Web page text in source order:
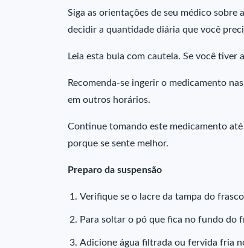
Siga as orientações de seu médico
decidir a quantidade diária que você
Leia esta bula com cautela. Se você tiver
Recomenda-se ingerir o medicamento
em outros horários.
Continue tomando este medicamento
porque se sente melhor.
Preparo da suspensão
Verifique se o lacre da tampa do
Para soltar o pó que fica no fundo do
Adicione água filtrada ou fervida fria